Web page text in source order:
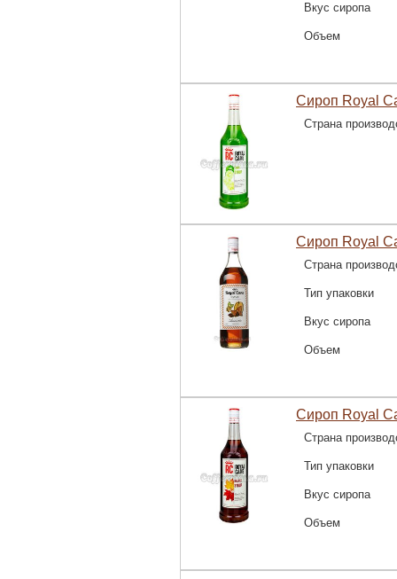
Вкус сиропа
Объем
Сироп Royal
Страна
Сироп Royal
Страна
Тип упаковки
Вкус сиропа
Объем
Сироп Royal
Страна
Тип упаковки
Вкус сиропа
Объем